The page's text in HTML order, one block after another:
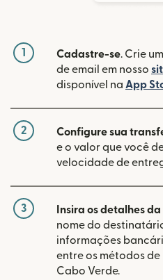
1 Cadastre-se. Crie
de email em nosso
disponível na App
2 Configure sua
e o valor que você
velocidade de
3 Insira os detalhes
nome do
informações
entre os métodos
Cabo Verde.